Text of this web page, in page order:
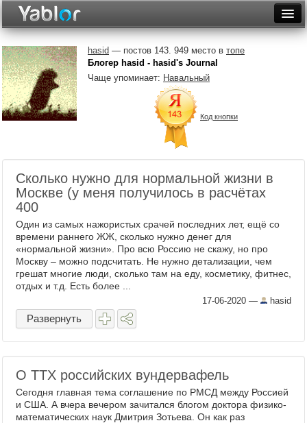
Неделя
Месяц
Рейтинги
Фототоп
hasid — постов 143. 949 место в топе
Блогер hasid - hasid's Journal
Чаще упоминает: Навальный
Код кнопки
Сколько нужно для нормальной жизни в
Москве (у меня получилось в расчётах
400
Один из самых нажористых срачей последних лет, ещё со
времени раннего ЖЖ, сколько нужно денег для
«нормальной жизни». Про всю Россию не скажу, но про
Москву – можно подсчитать. Не нужно детализации, чем
грешат многие люди, сколько там на еду, косметику, фитнес,
отдых и т.д. Есть более ...
17-06-2020 — hasid
Развернуть
О ТТХ российских вундервафель
Сегодня главная тема соглашение по РМСД между Россией
и США. А вчера вечером зачитался блогом доктора физико-
математических наук Дмитрия Зотьева. Он как раз